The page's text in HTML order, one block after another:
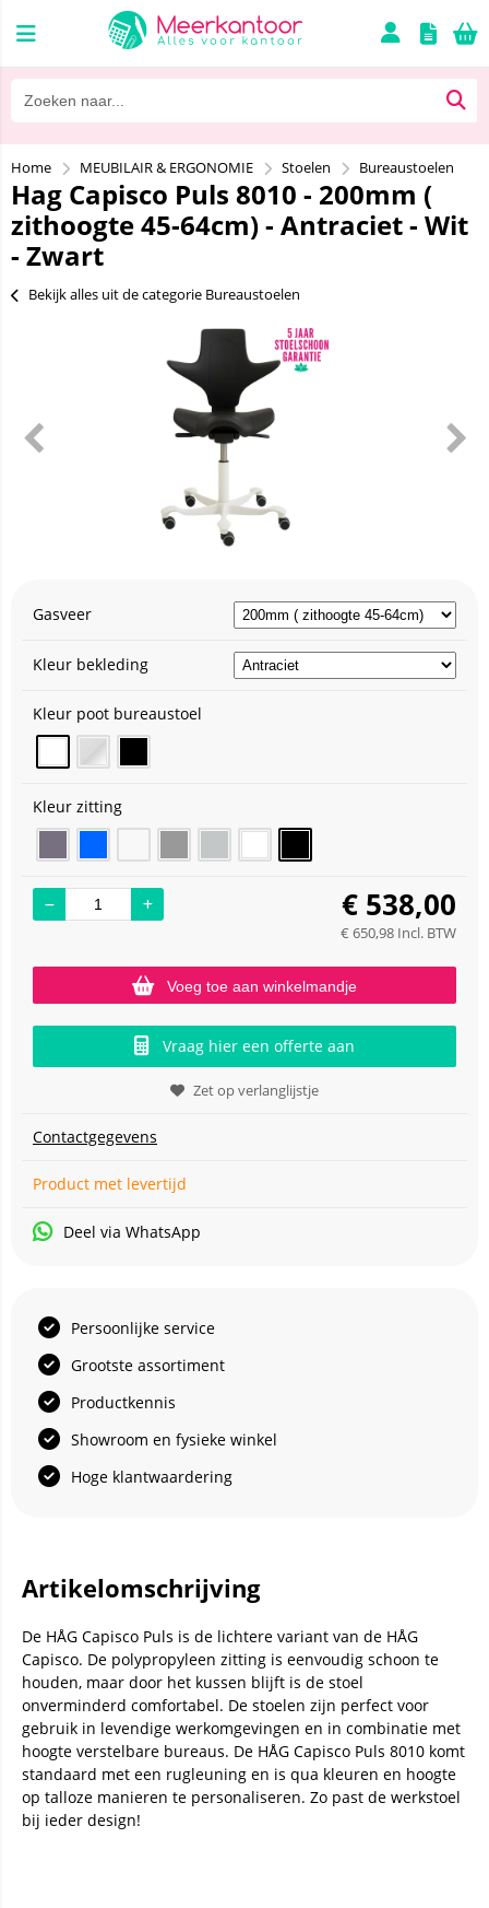
Home MEUBILAIR & ERGONOMIE Stoelen Bureaustoelen
Hag Capisco Puls 8010 - 200mm (
zithoogte 45-64cm) - Antraciet - Wit
- Zwart
Bekijk alles uit de categorie Bureaustoelen
Gasveer
Kleur bekleding
Kleur poot bureaustoel
Kleur zitting
€ 538,00
€ 650,98 Incl. BTW
Voeg toe aan winkelmandje
Vraag hier een offerte aan
Zet op verlanglijstje
Contactgegevens
Product met levertijd
Deel via WhatsApp
Persoonlijke service
Grootste assortiment
Productkennis
Showroom en fysieke winkel
Hoge klantwaardering
Artikelomschrijving
De HÅG Capisco Puls is de lichtere variant van de HÅG
Capisco. De polypropyleen zitting is eenvoudig schoon te
houden, maar door het kussen blijft is de stoel
onverminderd comfortabel. De stoelen zijn perfect voor
gebruik in levendige werkomgevingen en in combinatie met
hoogte verstelbare bureaus. De HÅG Capisco Puls 8010 komt
standaard met een rugleuning en is qua kleuren en hoogte
op talloze manieren te personaliseren. Zo past de werkstoel
bij ieder design!